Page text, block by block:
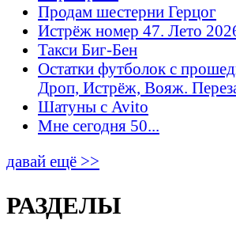
Продам шестерни Герцог
Истрёж номер 47. Лето
Такси Биг-Бен
Остатки футболок с
Дроп, Истрёж, Вояж.
Шатуны с Avito
Мне сегодня 50...
давай ещё >>
РАЗДЕЛЫ